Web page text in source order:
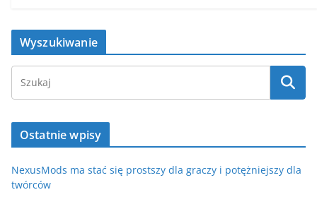
Wyszukiwanie
Ostatnie wpisy
NexusMods ma stać się prostszy dla graczy i potężniejszy dla
twórców